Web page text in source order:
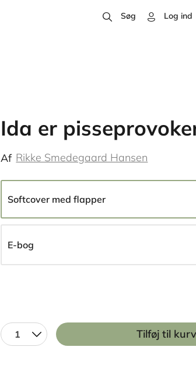
Søg Log ind
Ida er
Af Rikke Smedegaard Hansen
Softcover med flapper
E-bog
1 Tilføj til kurv